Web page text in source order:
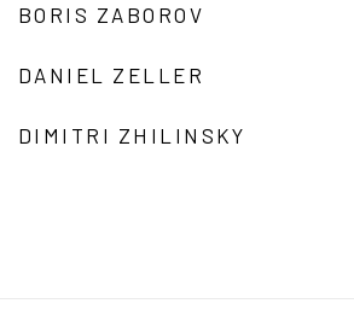
BORIS ZABOROV
DANIEL ZELLER
DIMITRI ZHILINSKY